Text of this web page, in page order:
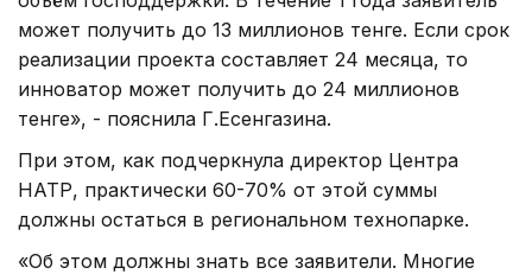
может получить до 13 миллионов тенге. Если срок
реализации проекта составляет 24 месяца, то
инноватор может получить до 24 миллионов
тенге», - пояснила Г.Есенгазина.
При этом, как подчеркнула директор Центра
НАТР, практически 60-70% от этой суммы
должны остаться в региональном технопарке.
«Об этом должны знать все заявители. Многие